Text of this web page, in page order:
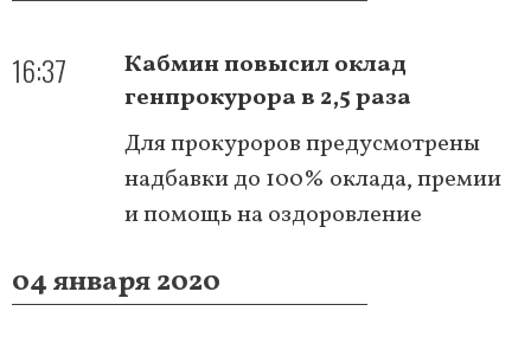
16:37
Кабмин повысил оклад
генпрокурора в 2,5 раза
Для прокуроров предусмотрены
надбавки до 100% оклада, премии
и помощь на оздоровление
04 января 2020